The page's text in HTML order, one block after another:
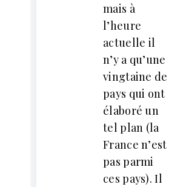
mais à
l’heure
actuelle il
n’y a qu’une
vingtaine de
pays qui ont
élaboré un
tel plan (la
France n’est
pas parmi
ces pays). Il